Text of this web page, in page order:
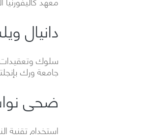
دانيال
سلوك وتعقيدات
جامعة ورك
ضحى
استخدام تقنية